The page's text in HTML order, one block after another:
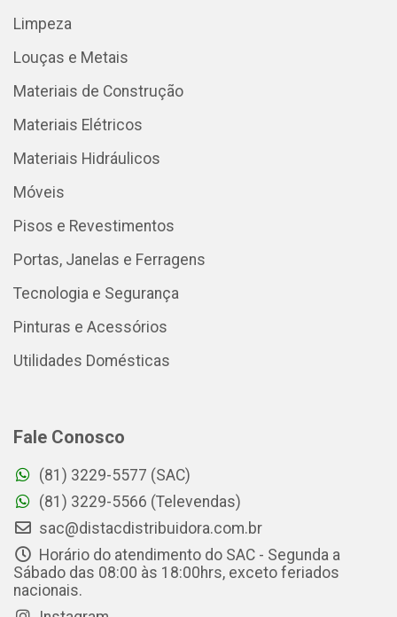
Limpeza
Louças e Metais
Materiais de Construção
Materiais Elétricos
Materiais Hidráulicos
Móveis
Pisos e Revestimentos
Portas, Janelas e Ferragens
Tecnologia e Segurança
Pinturas e Acessórios
Utilidades Domésticas
Fale Conosco
(81) 3229-5577 (SAC)
(81) 3229-5566 (Televendas)
sac@distacdistribuidora.com.br
Horário do atendimento do SAC - Segunda a
Sábado das 08:00 às 18:00hrs, exceto feriados
nacionais.